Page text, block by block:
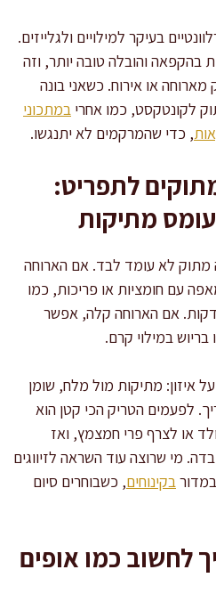
בעיקר למילויים ולגלייזים.
בהקפאה והובלה טובה יותר, וזה
או אירוח. כשאני בונה
לקונטקסט, כמו אחרי במתכוני
, כדי שהמרקמים לא יתנגשו.
לתפריט:
מתיקות
מתוק לא עומד לבד. אם הארוחה
עם חומציות או פריכות, כמו
דקות. אם הארוחה קלה, אפשר
במילוי קרם.
איזון: מתיקות מול מלח, שומן
לפעמים הטריק הכי קטן הוא
או לצרף פרי חמצמץ, ואז
מי שרוצה עוד השראה לזיווגים
בקינוחים, כשבוחרים סיום
לחשוב כמו אופים